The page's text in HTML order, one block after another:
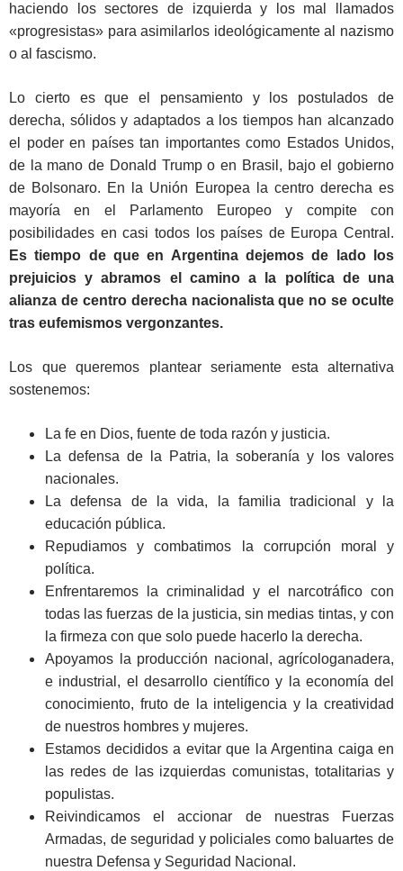
haciendo los sectores de izquierda y los mal llamados
«progresistas» para asimilarlos ideológicamente al nazismo
o al fascismo.
Lo cierto es que el pensamiento y los postulados de
derecha, sólidos y adaptados a los tiempos han alcanzado
el poder en países tan importantes como Estados Unidos,
de la mano de Donald Trump o en Brasil, bajo el gobierno
de Bolsonaro. En la Unión Europea la centro derecha es
mayoría en el Parlamento Europeo y compite con
posibilidades en casi todos los países de Europa Central.
Es tiempo de que en Argentina dejemos de lado los
prejuicios y abramos el camino a la política de una
alianza de centro derecha nacionalista que no se oculte
tras eufemismos vergonzantes.
Los que queremos plantear seriamente esta alternativa
sostenemos:
La fe en Dios, fuente de toda razón y justicia.
La defensa de la Patria, la soberanía y los valores
nacionales.
La defensa de la vida, la familia tradicional y la
educación pública.
Repudiamos y combatimos la corrupción moral y
política.
Enfrentaremos la criminalidad y el narcotráfico con
todas las fuerzas de la justicia, sin medias tintas, y con
la firmeza con que solo puede hacerlo la derecha.
Apoyamos la producción nacional, agrícologanadera,
e industrial, el desarrollo científico y la economía del
conocimiento, fruto de la inteligencia y la creatividad
de nuestros hombres y mujeres.
Estamos decididos a evitar que la Argentina caiga en
las redes de las izquierdas comunistas, totalitarias y
populistas.
Reivindicamos el accionar de nuestras Fuerzas
Armadas, de seguridad y policiales como baluartes de
nuestra Defensa y Seguridad Nacional.